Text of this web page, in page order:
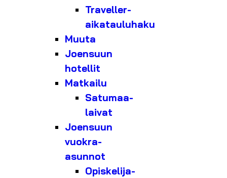
Traveller-
aikatauluhaku
Muuta
Joensuun
hotellit
Matkailu
Satumaa-
laivat
Joensuun
vuokra-
asunnot
Opiskelija-